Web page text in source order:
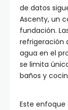
de datos
Ascenty, un
fundación.
refrigeración
agua en el
se limita
baños y
Este